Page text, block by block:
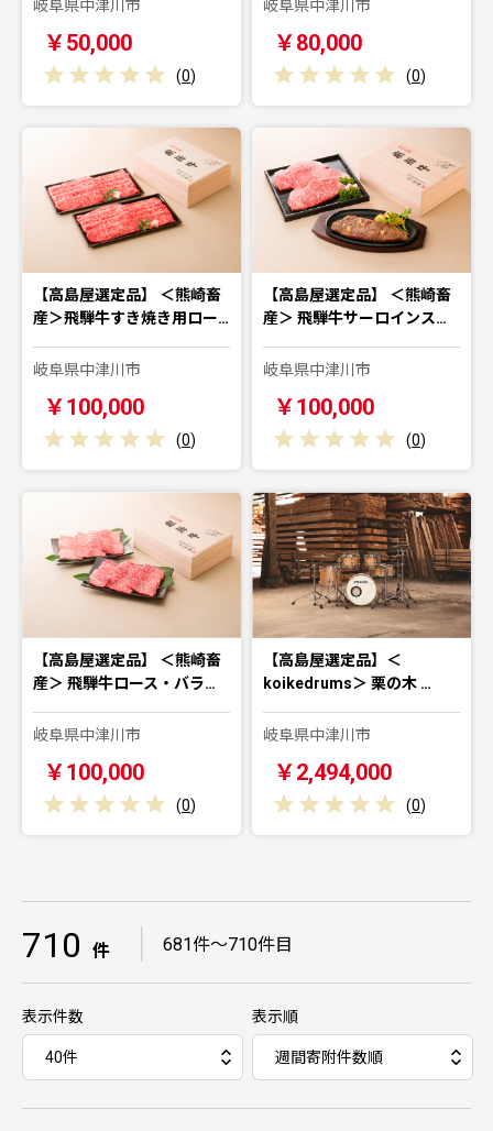
岐阜県中津川市
￥50,000
(0)
岐阜県中津川市
￥80,000
(0)
【高島屋選定品】 ＜熊崎畜
産＞飛騨牛すき焼き用ロー…
岐阜県中津川市
￥100,000
(0)
【高島屋選定品】 ＜熊崎畜
産＞ 飛騨牛サーロインス…
岐阜県中津川市
￥100,000
(0)
【高島屋選定品】 ＜熊崎畜
産＞ 飛騨牛ロース・バラ…
岐阜県中津川市
￥100,000
(0)
【高島屋選定品】＜
koikedrums＞ 栗の木 …
岐阜県中津川市
￥2,494,000
(0)
710 件 681件～710件目
表示件数 表示順